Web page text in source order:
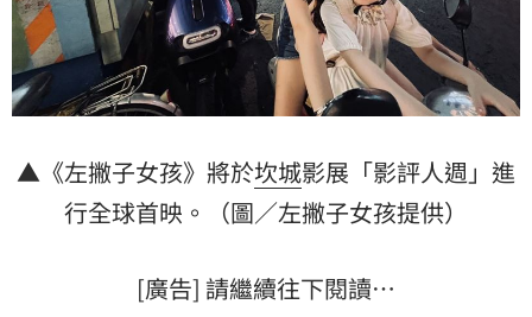
▲《左撇子女孩》將於坎城影展「影評人週」進
行全球首映。（圖／左撇子女孩提供）
[廣告] 請繼續往下閱讀…